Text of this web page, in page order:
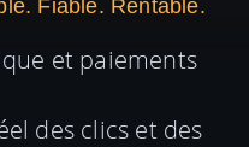
Fiable. Rentable.
et paiements
des clics et des